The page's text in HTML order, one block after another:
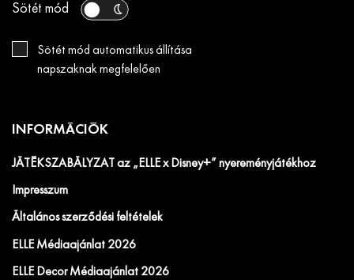
Sötét mód
Sötét mód automatikus állítása
napszaknak megfelelően
INFORMÁCIÓK
JÁTÉKSZABÁLYZAT az „ELLE x Disney+” nyereményjátékhoz
Impresszum
Általános szerződési feltételek
ELLE Médiaajánlat 2026
ELLE Decor Médiaajánlat 2026